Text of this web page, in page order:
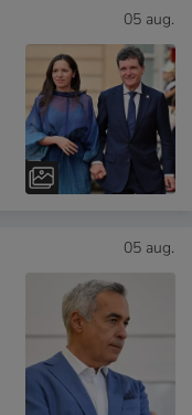
05 aug.
05 aug.